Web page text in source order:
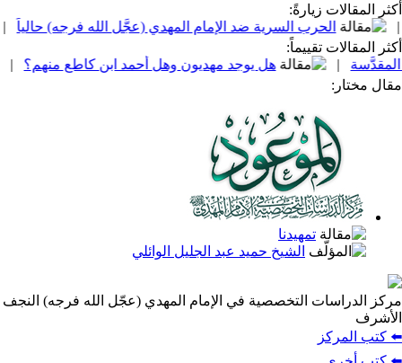
أكثر المقالات زيارةً:
الحرب السرية ضد الإمام المهدي (عجَّل الله فرجه) حالياً|
أكثر المقالات تقييماً:
| هل يوجد مهديون وهل أحمد ابن كاطع منهم؟|
مقال مختار:
تمهيدنا
الشيخ حميد عبد الجليل الوائلي
مركز الدراسات التخصصية في الإمام المهدي (عجّل الله فرجه) النجف
الأشرف
⬅️ كتب المركز